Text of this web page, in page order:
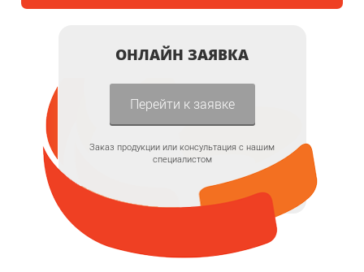
ОНЛАЙН ЗАЯВКА
Перейти к заявке
Заказ продукции или консультация с нашим
специалистом